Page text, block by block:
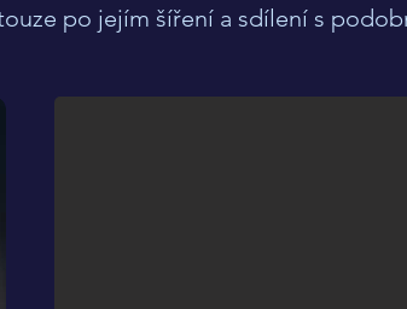
po jejím šíření a sdílení s